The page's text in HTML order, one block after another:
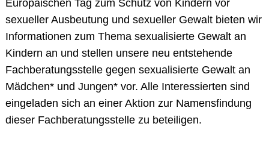
Europäischen Tag zum Schutz von Kindern vor
sexueller Ausbeutung und sexueller Gewalt bieten wir
Informationen zum Thema sexualisierte Gewalt an
Kindern an und stellen unsere neu entstehende
Fachberatungsstelle gegen sexualisierte Gewalt an
Mädchen* und Jungen* vor. Alle Interessierten sind
eingeladen sich an einer Aktion zur Namensfindung
dieser Fachberatungsstelle zu beteiligen.